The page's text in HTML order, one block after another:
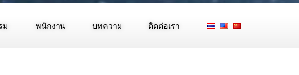
ม พนักงาน บทความ ติดต่อเรา